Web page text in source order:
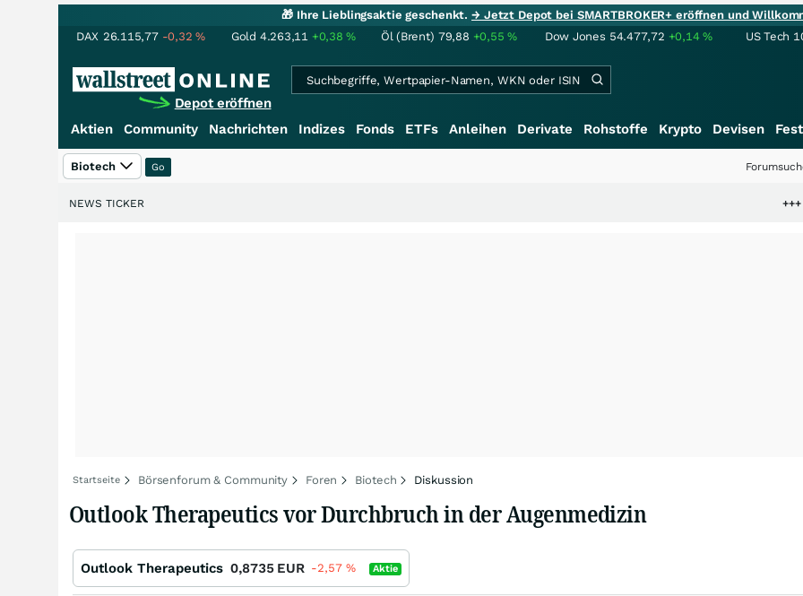
🎁 Ihre Lieblingsaktie geschenkt.→ Jetzt Depot bei SMARTBROKER+ eröffnen und
DAX 26.115,77 -0,32% Gold 4.263,11 +0,38% Öl (Brent) 79,88 +0,55% Dow Jones 54.477,72 +0,14% US Tech
Depot eröffnen
Aktien Community Nachrichten Indizes Fonds ETFs Anleihen Derivate Rohstoffe Krypto Devisen
Biotech
Schwere
NEWS TICKER
Startseite Börsenforum & Community Foren Biotech Diskussion
Outlook Therapeutics vor Durchbruch in der Augenmedizin
Outlook Therapeutics 0,8735 EUR -2,57 % Aktie